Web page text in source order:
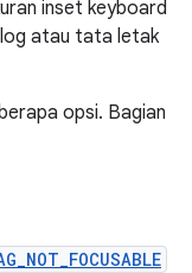
inset keyboard
atau tata letak
opsi. Bagian